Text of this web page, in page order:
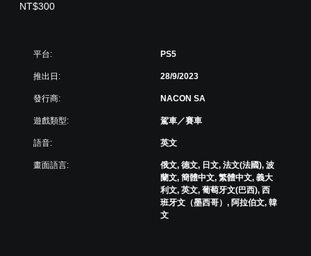
NT$300
平台: PS5
推出日: 28/9/2023
發行商: NACON SA
遊戲類型: 駕車／賽車
語音: 英文
畫面語言:
俄文, 德文, 日文, 法文(法國), 波
蘭文, 簡體中文, 繁體中文, 義大
利文, 英文, 葡萄牙文(巴西), 西
班牙文（墨西哥）, 阿拉伯文, 韓
文